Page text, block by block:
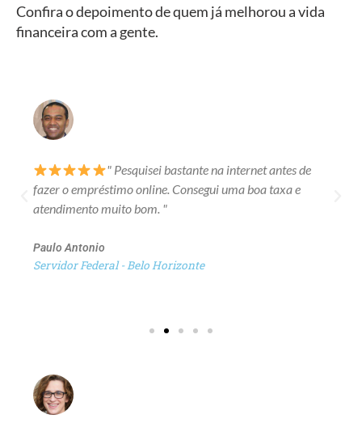
Confira o depoimento de quem já melhorou a vida
financeira com a gente.
" Pesquisei bastante na internet antes de
fazer o empréstimo online. Consegui uma boa taxa e
atendimento muito bom. "
Paulo Antonio
Servidor Federal - Belo Horizonte